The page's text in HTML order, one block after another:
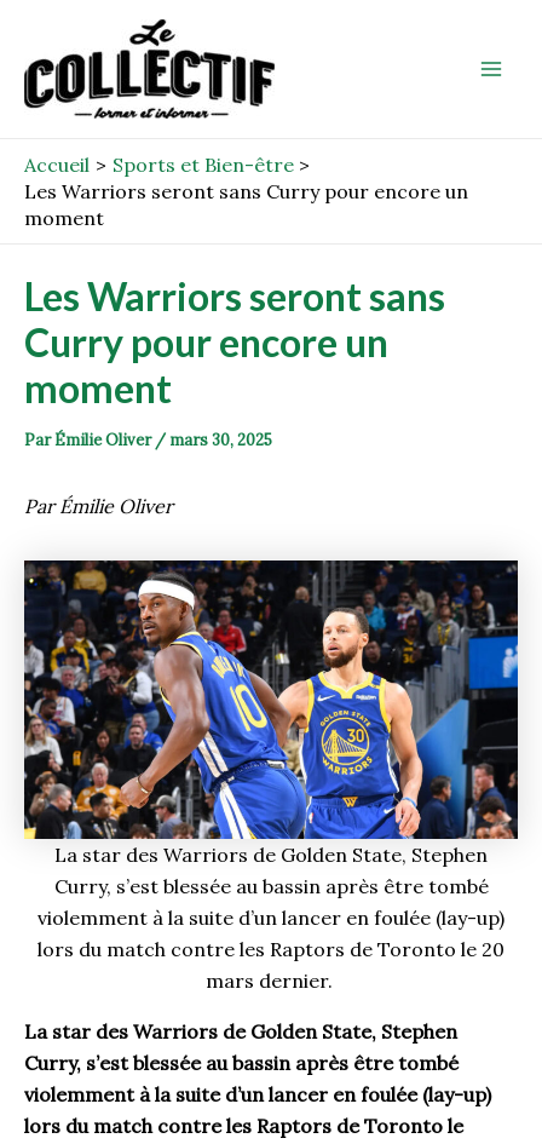
contenu
Accueil
Sports et Bien-être
Les Warriors seront sans Curry pour encore un
moment
Les Warriors seront sans
Curry pour encore un
moment
ParÉmilie Oliver / mars 30, 2025
Par Émilie Oliver
La star des Warriors de Golden State, Stephen
Curry, s’est blessée au bassin après être tombé
violemment à la suite d’un lancer en foulée (lay-up)
lors du match contre les Raptors de Toronto le 20
mars dernier.
La star des Warriors de Golden State, Stephen
Curry, s’est blessée au bassin après être tombé
violemment à la suite d’un lancer en foulée (lay-up)
lors du match contre les Raptors de Toronto le
navigation